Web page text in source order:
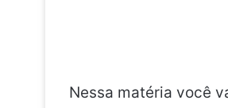
Nessa matéria você